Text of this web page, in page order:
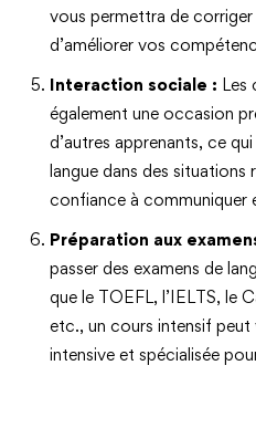
vous permettra de
d’améliorer vos
Interaction sociale :
également une occasion
d’autres apprenants, ce
langue dans des
confiance à communiquer
Préparation aux
passer des examens de
que le TOEFL, l’IELTS, le
etc., un cours intensif
intensive et spécialisée